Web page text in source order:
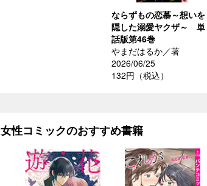
ならずもの恋慕～想いを
隠した溺愛ヤクザ～ 単
話版第46巻
やまだはるか／著
2026/06/25
132円（税込）
女性コミックのおすすめ書籍